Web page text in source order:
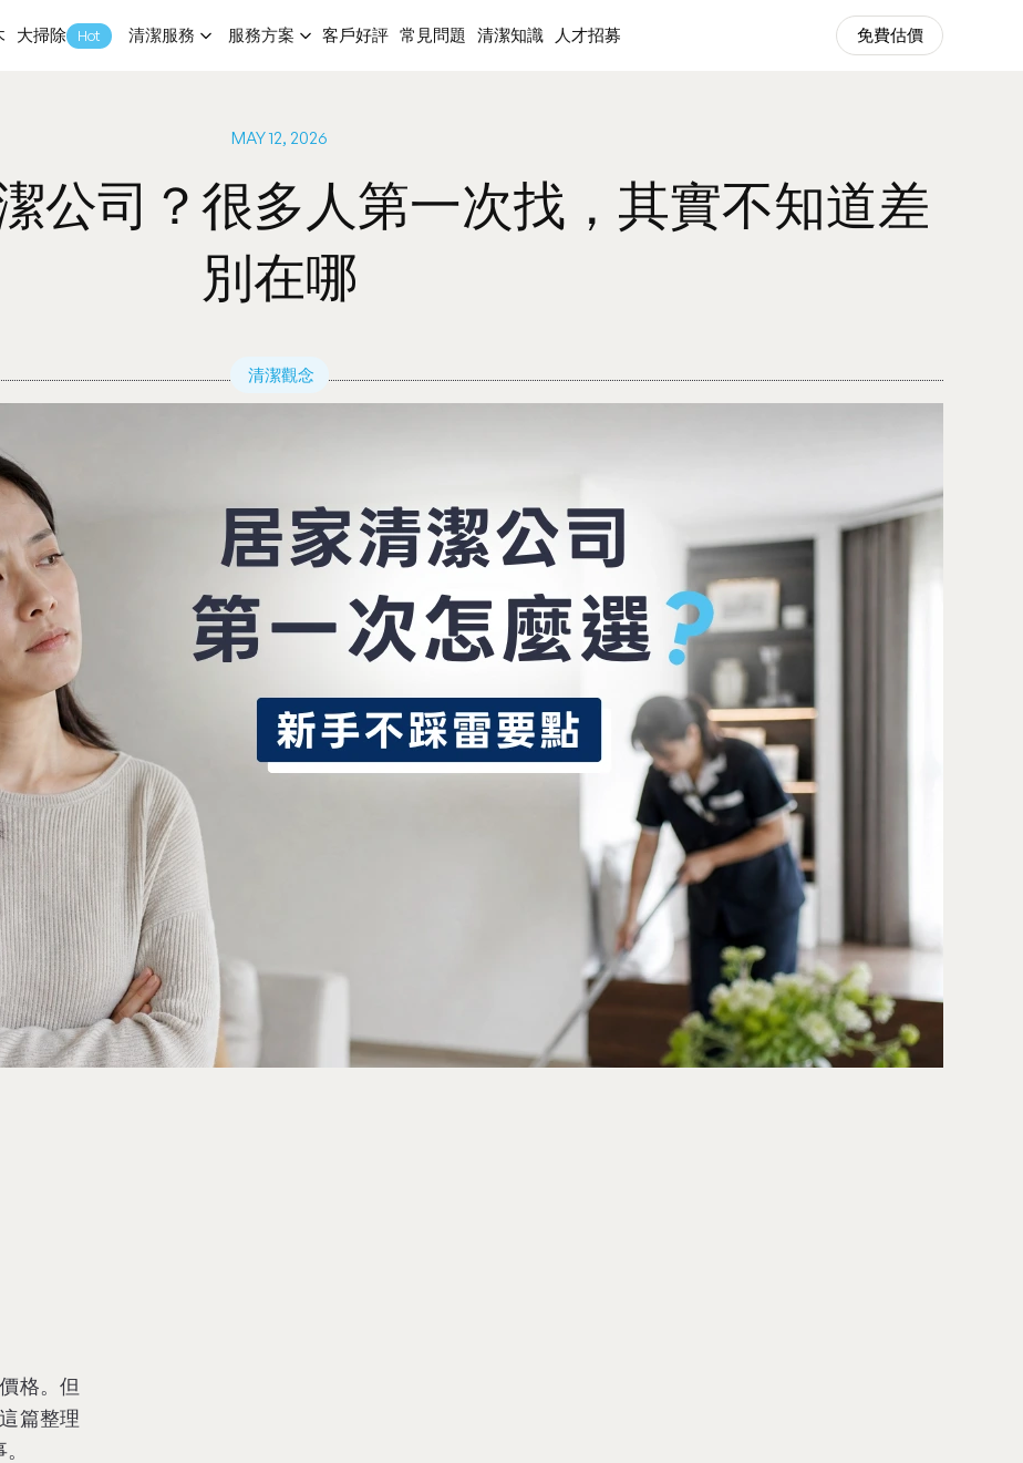
大掃除 Hot 清潔服務 服務方案
客戶好評 常見問題 清潔知識
人才招募
免費估價
免費估價
MAY 12, 2026
公司？很多人第一次找，其實不知道差
別在哪
清潔觀念
格。但
篇整理